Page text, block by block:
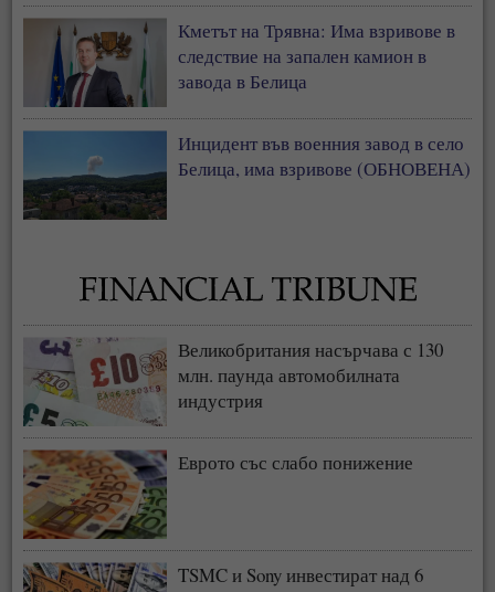
Кметът на Трявна: Има взривове в
следствие на запален камион в
завода в Белица
Инцидент във военния завод в село
Белица, има взривове (ОБНОВЕНА)
Великобритания насърчава с 130
млн. паунда автомобилната
индустрия
Еврото със слабо понижение
TSMC и Sony инвестират над 6